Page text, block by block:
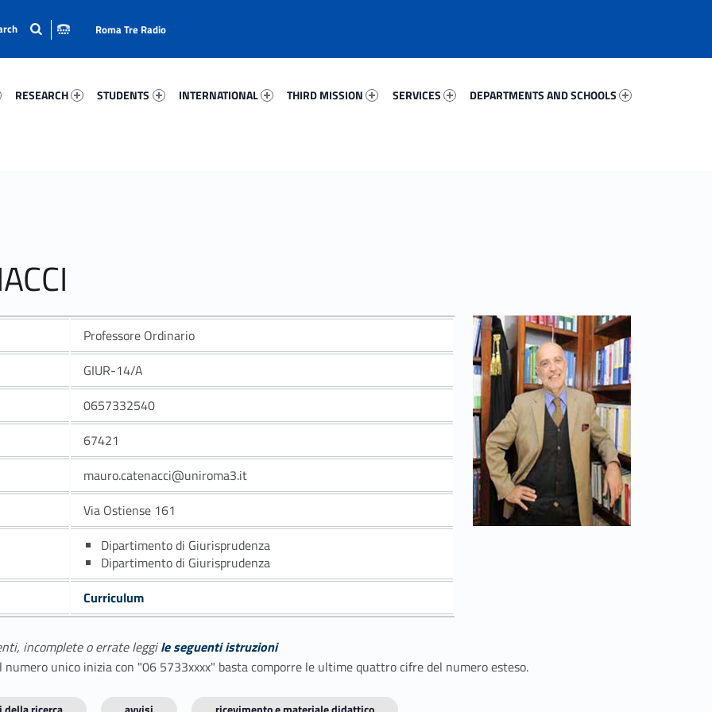
RESEARCH
STUDENTS
INTERNATIONAL
THIRD MISSION
SERVICES
DEPARTMENTS AND SCHOOLS
Roma Tre Radio
Professore Ordinario
GIUR-14/A
0657332540
67421
mauro.catenacci@uniroma3.it
Via Ostiense 161
Dipartimento di Giurisprudenza
Dipartimento di Giurisprudenza
Curriculum
incomplete o errate leggile seguenti istruzioni
unico inizia con "06 5733xxxx" basta comporre le ultime quattro cifre del numero esteso.